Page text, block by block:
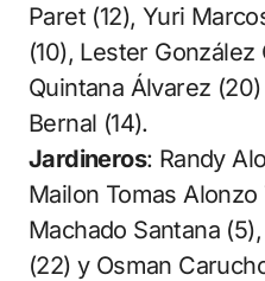
Paret (12), Yuri
(10), Lester
Quintana Álvarez
Bernal (14).
Jardineros: Randy
Mailon Tomas Alonzo
Machado Santana
(22) y Osman